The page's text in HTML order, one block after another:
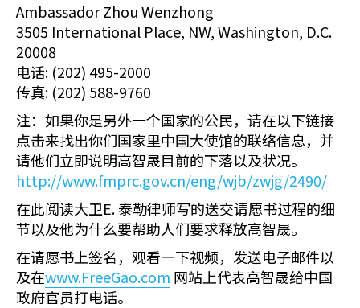
Ambassador Zhou Wenzhong
3505 International Place, NW, Washington, D.C.
20008
电话: (202) 495-2000
传真: (202) 588-9760
注：如果你是另外一个国家的公民，请在以下链接
点击来找出你们国家里中国大使馆的联络信息，并
请他们立即说明高智晟目前的下落以及状况。
http://www.fmprc.gov.cn/eng/wjb/zwjg/2490/
在此阅读大卫E. 泰勒律师写的送交请愿书过程的细
节以及他为什么要帮助人们要求释放高智晟。
在请愿书上签名，观看一下视频，发送电子邮件以
及在www.FreeGao.com 网站上代表高智晟给中国
政府官员打电话。